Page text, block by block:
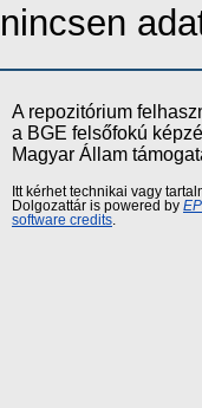
nincsen
A repozitórium
a BGE felsőfokú
Magyar Állam
Itt kérhet technikai vagy
Dolgozattár is powered by
software credits